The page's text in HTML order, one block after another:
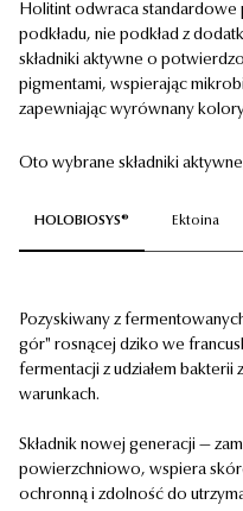
Holitint odwraca
podkładu, nie podkład z
składniki aktywne o
pigmentami, wspierając
zapewniając wyrównany
Oto wybrane składniki
HOLOBIOSYS® Ektoina
Pozyskiwany z
gór" rosnącej dziko we
fermentacji z udziałem
warunkach.
Składnik nowej generacji —
powierzchniowo, wspiera
ochronną i zdolność do